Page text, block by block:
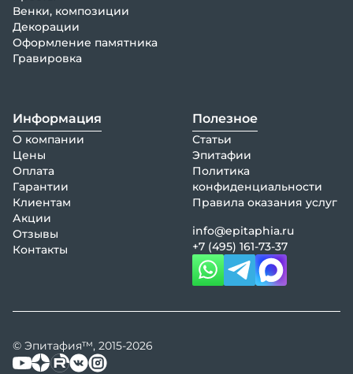
Венки, композиции
Декорации
Оформление памятника
Гравировка
Информация
О компании
Цены
Оплата
Гарантии
Клиентам
Акции
Отзывы
Контакты
Полезное
Статьи
Эпитафии
Политика
конфиденциальности
Правила оказания услуг
info@epitaphia.ru
+7 (495) 161-73-37
© Эпитафия™, 2015-2026